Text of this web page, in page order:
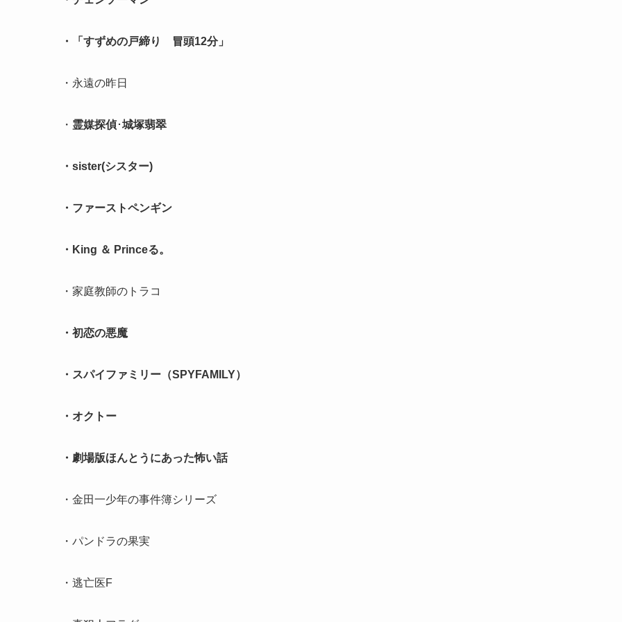
・「すずめの戸締り 冒頭12分」
・永遠の昨日
・ 霊媒探偵･城塚翡翠
・sister(シスター)
・ファーストペンギン
・King ＆ Princeる。
・家庭教師のトラコ
・初恋の悪魔
・スパイファミリー（SPYFAMILY）
・オクトー
・劇場版ほんとうにあった怖い話
・金田一少年の事件簿シリーズ
・パンドラの果実
・逃亡医F